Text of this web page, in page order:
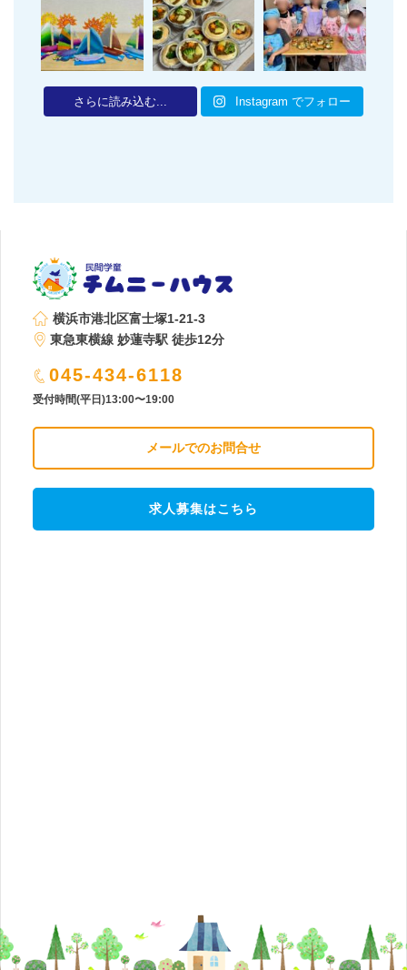
さらに読み込む... Instagram でフォロー
横浜市港北区富士塚1-21-3
東急東横線 妙蓮寺駅 徒歩12分
045-434-6118
受付時間(平日)13:00〜19:00
メールでのお問合せ
求人募集はこちら